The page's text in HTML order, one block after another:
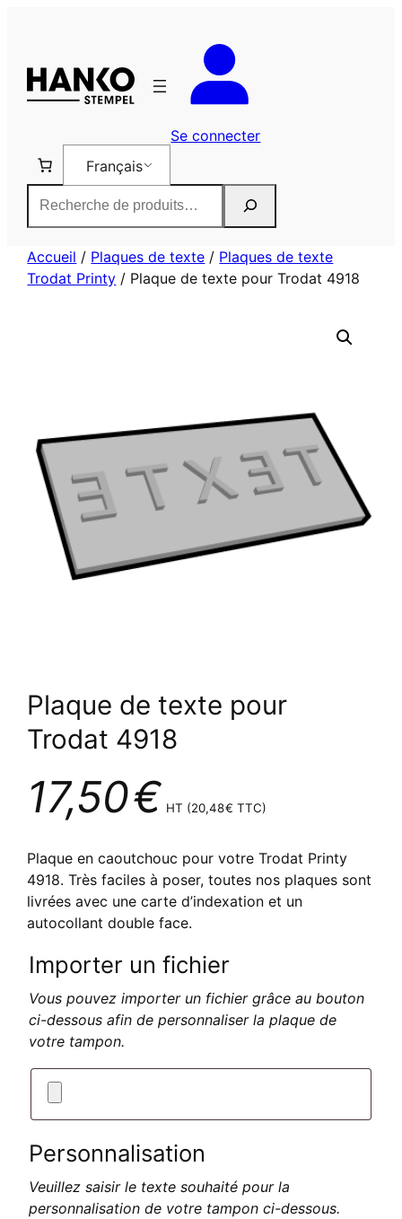
Se connecter
Français
Accueil / Plaques de texte / Plaques de texte
Trodat Printy / Plaque de texte pour Trodat 4918
Plaque de texte pour
Trodat 4918
17,50€ HT (20,48€ TTC)
Plaque en caoutchouc pour votre Trodat Printy
4918. Très faciles à poser, toutes nos plaques sont
livrées avec une carte d’indexation et un
autocollant double face.
Importer un fichier
Vous pouvez importer un fichier grâce au bouton
ci-dessous afin de personnaliser la plaque de
votre tampon.
Personnalisation
Veuillez saisir le texte souhaité pour la
personnalisation de votre tampon ci-dessous.